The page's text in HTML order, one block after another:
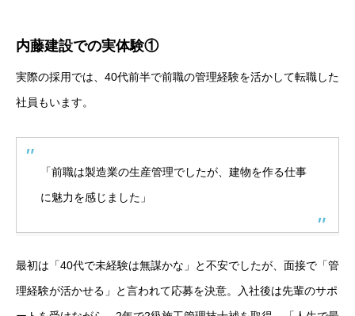
内藤建設での実体験①
実際の採用では、40代前半で前職の管理経験を活かして転職した
社員もいます。
「前職は製造業の生産管理でしたが、建物を作る仕事
に魅力を感じました」
最初は「40代で未経験は無謀かな」と不安でしたが、面接で「管
理経験が活かせる」と言われて応募を決意。入社後は先輩のサポ